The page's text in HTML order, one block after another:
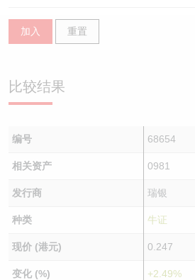
加入 重置
比较结果
编号 68654
相关资产 0981
发行商 瑞银
种类 牛证
现价 (港元) 0.247
变化 (%) +2.49%
认股证文件及公告
牛熊证分析仪
牛熊证文件及公告
牛熊证文件及公告 (瑞信)
AH 股价对照
ADR
收市竞价变化